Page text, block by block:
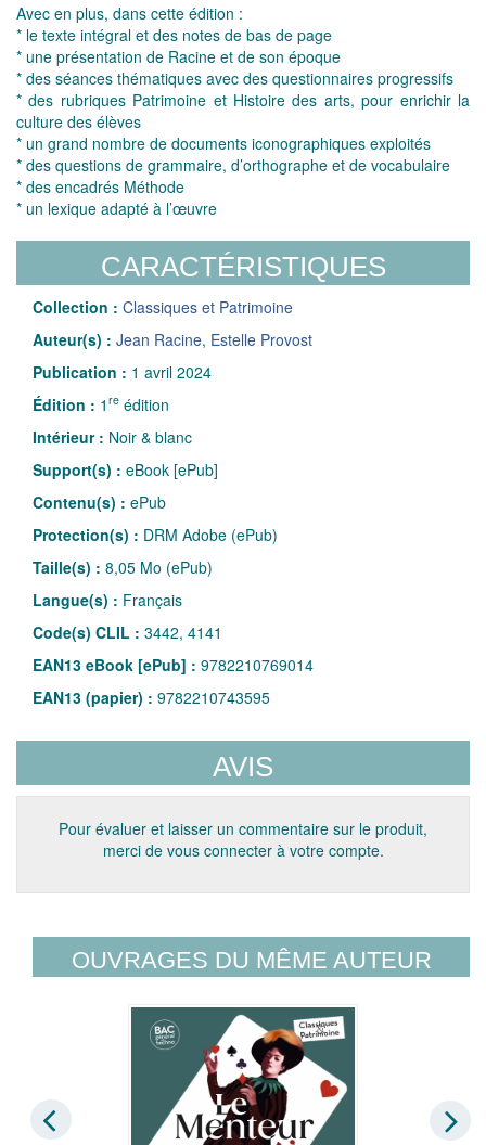
Avec en plus, dans cette édition :
* le texte intégral et des notes de bas de page
* une présentation de Racine et de son époque
* des séances thématiques avec des questionnaires progressifs
* des rubriques Patrimoine et Histoire des arts, pour enrichir la
culture des élèves
* un grand nombre de documents iconographiques exploités
* des questions de grammaire, d’orthographe et de vocabulaire
* des encadrés Méthode
* un lexique adapté à l’œuvre
CARACTÉRISTIQUES
Collection : Classiques et Patrimoine
Auteur(s) : Jean Racine, Estelle Provost
Publication : 1 avril 2024
Édition : 1 re édition
Intérieur : Noir & blanc
Support(s) : eBook [ePub]
Contenu(s) : ePub
Protection(s) : DRM Adobe (ePub)
Taille(s) : 8,05 Mo (ePub)
Langue(s) : Français
Code(s) CLIL : 3442, 4141
EAN13 eBook [ePub] : 9782210769014
EAN13 (papier) : 9782210743595
AVIS
Pour évaluer et laisser un commentaire sur le produit,
merci de vous connecter à votre compte.
OUVRAGES DU MÊME AUTEUR